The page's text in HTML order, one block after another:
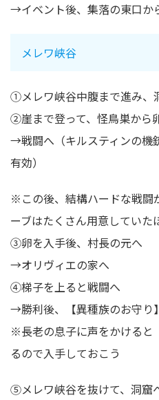
→イベント後、集落の東口か
メレワ峡谷
①メレワ峡谷中腹まで進み、
②崖まで登って、怪鳥巣から
→戦闘へ（キルスティンの機
有効）
※この後、結構ハードな戦闘
ーブはたくさん用意していた
③卵を入手後、村長の元へ
→オリヴィエの家へ
④梯子を上ると戦闘へ
→勝利後、【異種族のお守り
※長老の息子に声をかけると
るので入手しておこう
⑤メレワ峡谷を抜けて、洞窟